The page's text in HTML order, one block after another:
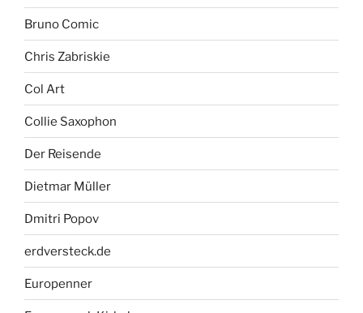
Bruno Comic
Chris Zabriskie
Col Art
Collie Saxophon
Der Reisende
Dietmar Müller
Dmitri Popov
erdversteck.de
Europenner